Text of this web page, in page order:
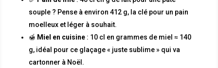
souple ? Pense à environ 412 g, la clé pour un pain
moelleux et léger à souhait.
🍯 Miel en cuisine: 10 cl en grammes de miel ≈ 140
g, idéal pour ce glaçage « juste sublime » qui va
cartonner à Noël.